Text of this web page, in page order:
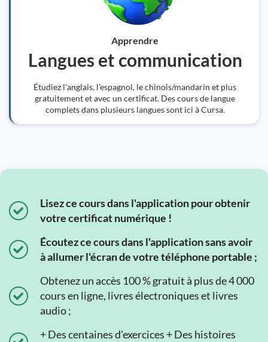
Apprendre
Langues et communication
Étudiez l'anglais, l'espagnol, le chinois/mandarin et plus
gratuitement et avec un certificat. Des cours de langue
complets dans plusieurs langues sont ici à Cursa.
Lisez ce cours dans l'application pour obtenir
votre certificat numérique !
Écoutez ce cours dans l'application sans avoir
à allumer l'écran de votre téléphone portable ;
Obtenez un accès 100 % gratuit à plus de 4 000
cours en ligne, livres électroniques et livres
audio ;
+ Des centaines d'exercices + Des histoires